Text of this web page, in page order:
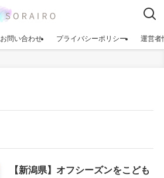
お問い合わせ プライバシーポリシー 運営者
【新潟県】オフシーズンをこども